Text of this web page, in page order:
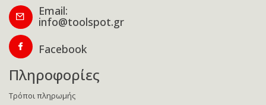
Email:
info@toolspot.gr
Facebook
Πληροφορίες
Τρόποι πληρωμής